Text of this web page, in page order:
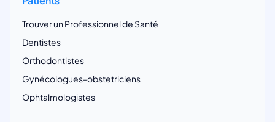
Trouver un Professionnel de Santé
Dentistes
Orthodontistes
Gynécologues-obstetriciens
Ophtalmologistes